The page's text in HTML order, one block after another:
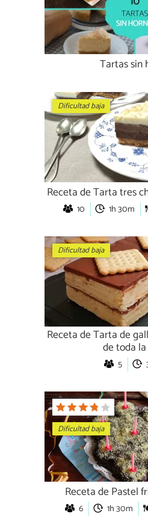
Tartas sin
Dificultad baja
Receta de Tarta tres
10 1h 30m
Dificultad baja
Receta de Tarta de
de toda
5
Dificultad baja
Receta de Pastel
6 1h 30m